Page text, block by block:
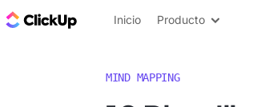
ClickUp Blog
Inicio Producto
MIND MAPPING